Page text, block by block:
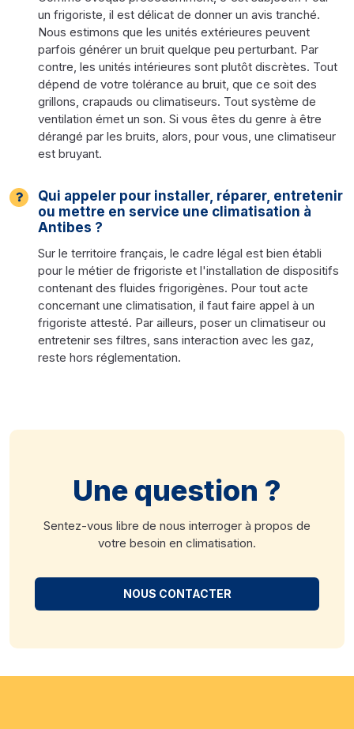
un frigoriste, il est délicat de donner un avis tranché.
Nous estimons que les unités extérieures peuvent
parfois générer un bruit quelque peu perturbant. Par
contre, les unités intérieures sont plutôt discrètes. Tout
dépend de votre tolérance au bruit, que ce soit des
grillons, crapauds ou climatiseurs. Tout système de
ventilation émet un son. Si vous êtes du genre à être
dérangé par les bruits, alors, pour vous, une climatiseur
est bruyant.
Qui appeler pour installer, réparer, entretenir
ou mettre en service une climatisation à
Antibes ?
Sur le territoire français, le cadre légal est bien établi
pour le métier de frigoriste et l'installation de dispositifs
contenant des fluides frigorigènes. Pour tout acte
concernant une climatisation, il faut faire appel à un
frigoriste attesté. Par ailleurs, poser un climatiseur ou
entretenir ses filtres, sans interaction avec les gaz,
reste hors réglementation.
Une question ?
Sentez-vous libre de nous interroger à propos de
votre besoin en climatisation.
NOUS CONTACTER